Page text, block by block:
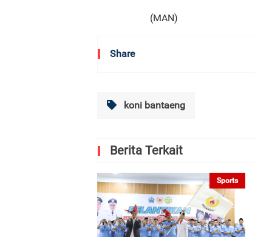
(MAN)
Share
koni bantaeng
Berita Terkait
Sports